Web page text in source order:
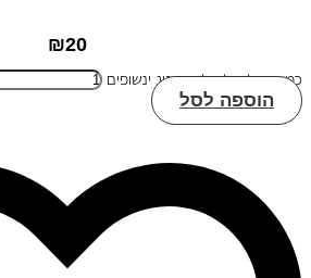
₪20
כמות של שלט לחדר זוג ינשופים
הוספה לסל